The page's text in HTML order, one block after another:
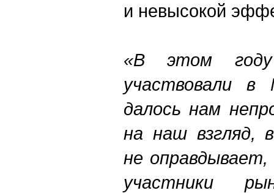
и невысокой
«В этом
участвовали
далось нам
на наш взгляд,
не
участники